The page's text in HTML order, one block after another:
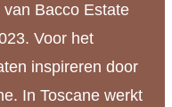
Bacco Estate
Voor het
inspireren door
In Toscane werkt